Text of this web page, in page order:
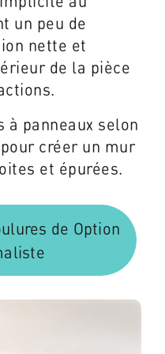
un peu de
nette et
de la pièce
panneaux selon
créer un mur
et épurées.
de Option